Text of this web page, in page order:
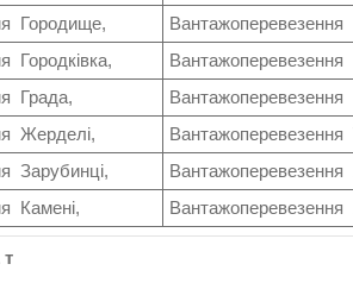
Городище,
Городківка,
Града,
Вантажоперевезення
Жерделі,
Вантажоперевезення
Зарубинці,
Камені,
Вантажоперевезення